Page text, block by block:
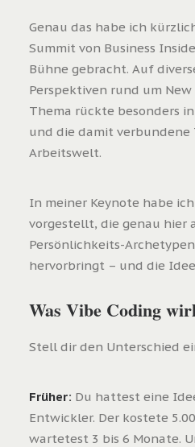
Genau das habe ich
Summit von Business
Bühne gebracht. Auf
Perspektiven rund um
Thema rückte besonders
und die damit verbundene
Arbeitswelt.
In meiner Keynote habe
vorgestellt, die genau hier
Persönlichkeits-
hervorbringt – und die Idee
Was Vibe Coding
Stell dir den Unterschied
Früher: Du hattest eine
Entwickler. Der kostete
wartetest 3 bis 6 Monate.